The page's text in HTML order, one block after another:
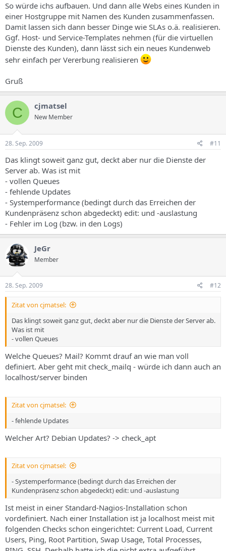
So würde ichs aufbauen. Und dann alle Webs eines Kunden in
einer Hostgruppe mit Namen des Kunden zusammenfassen.
Damit lassen sich dann besser Dinge wie SLAs o.ä. realisieren.
Ggf. Host- und Service-Templates nehmen (für die virtuellen
Dienste des Kunden), dann lässt sich ein neues Kundenweb
sehr einfach per Vererbung realisieren
Gruß
C cjmatsel
New Member
28. Sep. 2009 #11
Das klingt soweit ganz gut, deckt aber nur die Dienste der
Server ab. Was ist mit
- vollen Queues
- fehlende Updates
- Systemperformance (bedingt durch das Erreichen der
Kundenpräsenz schon abgedeckt) edit: und -auslastung
- Fehler im Log (bzw. in den Logs)
JeGr
Member
28. Sep. 2009 #12
Zitat von cjmatsel:
Das klingt soweit ganz gut, deckt aber nur die Dienste der Server ab.
Was ist mit
- vollen Queues
Welche Queues? Mail? Kommt drauf an wie man voll
definiert. Aber geht mit check_mailq - würde ich dann auch an
localhost/server binden
Zitat von cjmatsel:
- fehlende Updates
Welcher Art? Debian Updates? -> check_apt
Zitat von cjmatsel:
- Systemperformance (bedingt durch das Erreichen der
Kundenpräsenz schon abgedeckt) edit: und -auslastung
Ist meist in einer Standard-Nagios-Installation schon
vordefiniert. Nach einer Installation ist ja localhost meist mit
folgenden Checks schon eingerichtet: Current Load, Current
Users, Ping, Root Partition, Swap Usage, Total Processes,